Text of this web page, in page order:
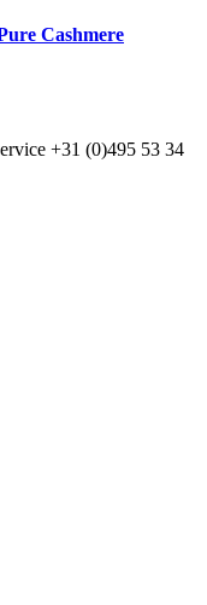
Cashmere
+31 (0)495 53 34